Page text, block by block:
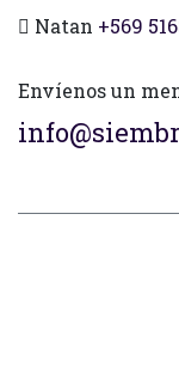
Natan +569
Envíenos un